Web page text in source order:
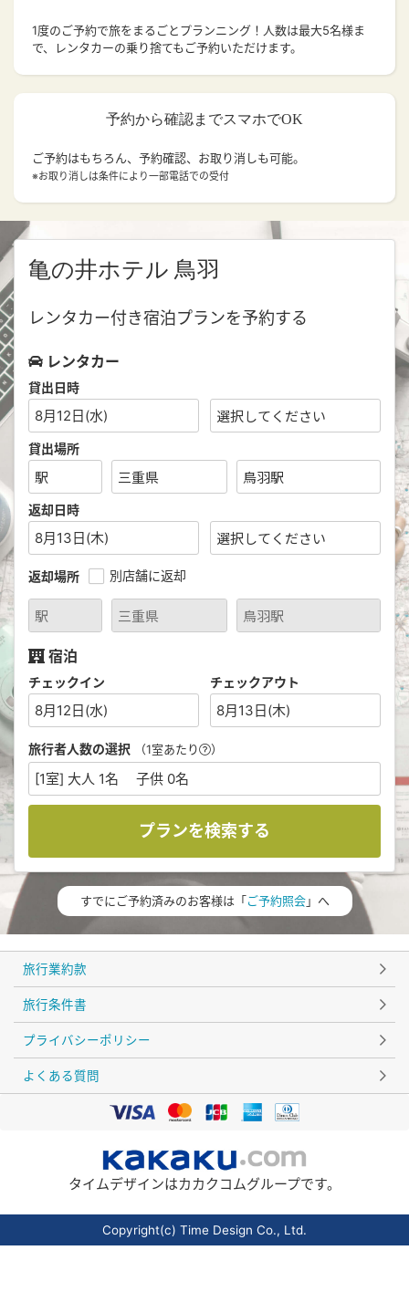
1度のご予約で旅をまるごとプランニング！人数は最大5名様ま
で、レンタカーの乗り捨てもご予約いただけます。
予約から確認までスマホでOK
ご予約はもちろん、予約確認、お取り消しも可能。
※お取り消しは条件により一部電話での受付
亀の井ホテル 鳥羽
レンタカー付き宿泊プランを予約する
レンタカー
貸出日時
8月12日(水)
貸出場所
返却日時
8月13日(木)
返却場所 別店舗に返却
宿泊
チェックイン
8月12日(水)
チェックアウト
8月13日(木)
旅行者人数の選択 （1室あたり ）
[1室] 大人 1名 子供 0名
プランを検索する
すでにご予約済みのお客様は「ご予約照会」へ
旅行業約款
旅行条件書
プライバシーポリシー
よくある質問
タイムデザインはカカクコムグループです。
Copyright(c) Time Design Co., Ltd.